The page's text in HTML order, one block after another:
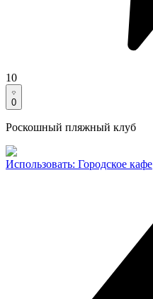
10
0
Роскошный пляжный клуб
Использовать: Городское кафе